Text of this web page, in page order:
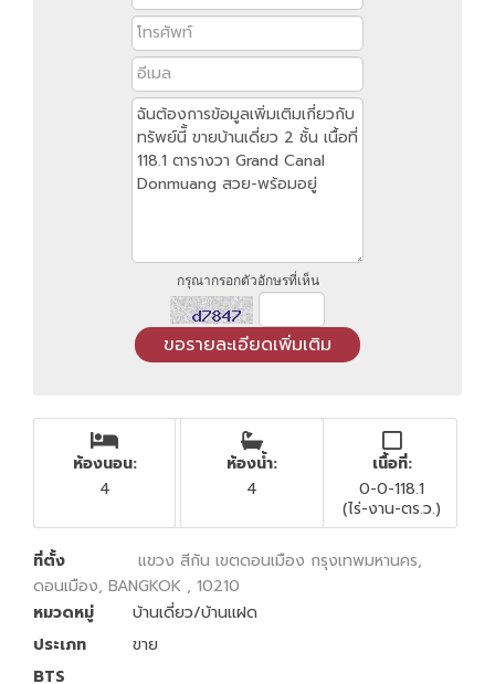
กรุณากรอกตัวอักษรที่เห็น
ห้องนอน:
4
ห้องน้ำ:
4
เนื้อที่:
0-0-118.1
(ไร่-งาน-ตร.ว.)
ที่ตั้ง
แขวง สีกัน เขตดอนเมือง กรุงเทพมหานคร,
ดอนเมือง, BANGKOK , 10210
หมวดหมู่
บ้านเดี่ยว/บ้านแฝด
ประเภท
ขาย
BTS